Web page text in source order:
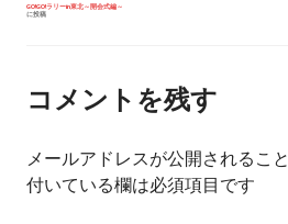
投
シ
ョ
GO!GO!ラリーin東北～開会式編～
に投稿
コメントを残す
メールアドレスが公開されるこ
付いている欄は必須項目です